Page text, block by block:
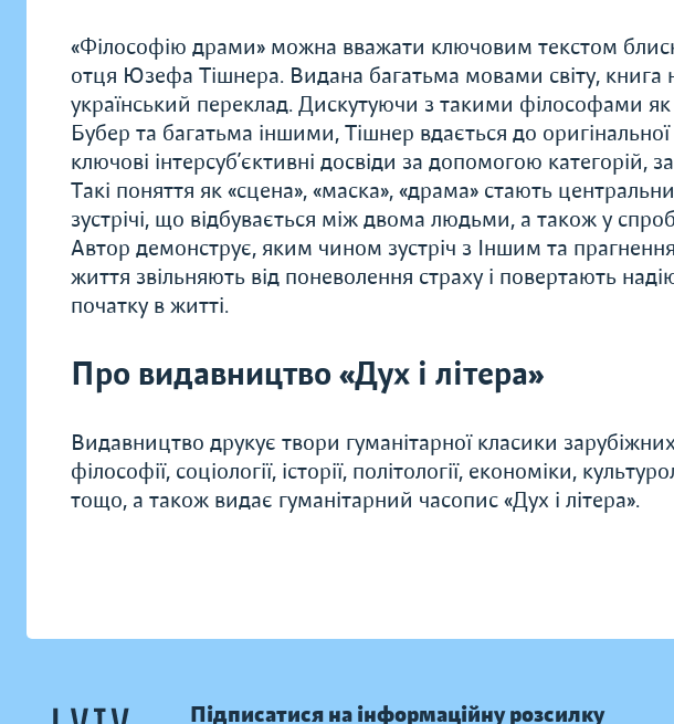
«Філософію драми» можна вважати ключовим текстом
отця Юзефа Тішнера. Видана багатьма мовами світу, книга
український переклад. Дискутуючи з такими філософами як
Бубер та багатьма іншими, Тішнер вдається до
ключові інтерсуб’єктивні досвіди за допомогою категорій,
Такі поняття як «сцена», «маска», «драма» стають
зустрічі, що відбувається між двома людьми, а також у
Автор демонструє, яким чином зустріч з Іншим та
життя звільняють від поневолення страху і повертають
початку в житті.
Про видавництво «Дух і літера»
Видавництво друкує твори гуманітарної класики зарубіжних
філософії, соціології, історії, політології, економіки,
тощо, а також видає гуманітарний часопис «Дух і літера».
Підписатися на інформаційну розсилку